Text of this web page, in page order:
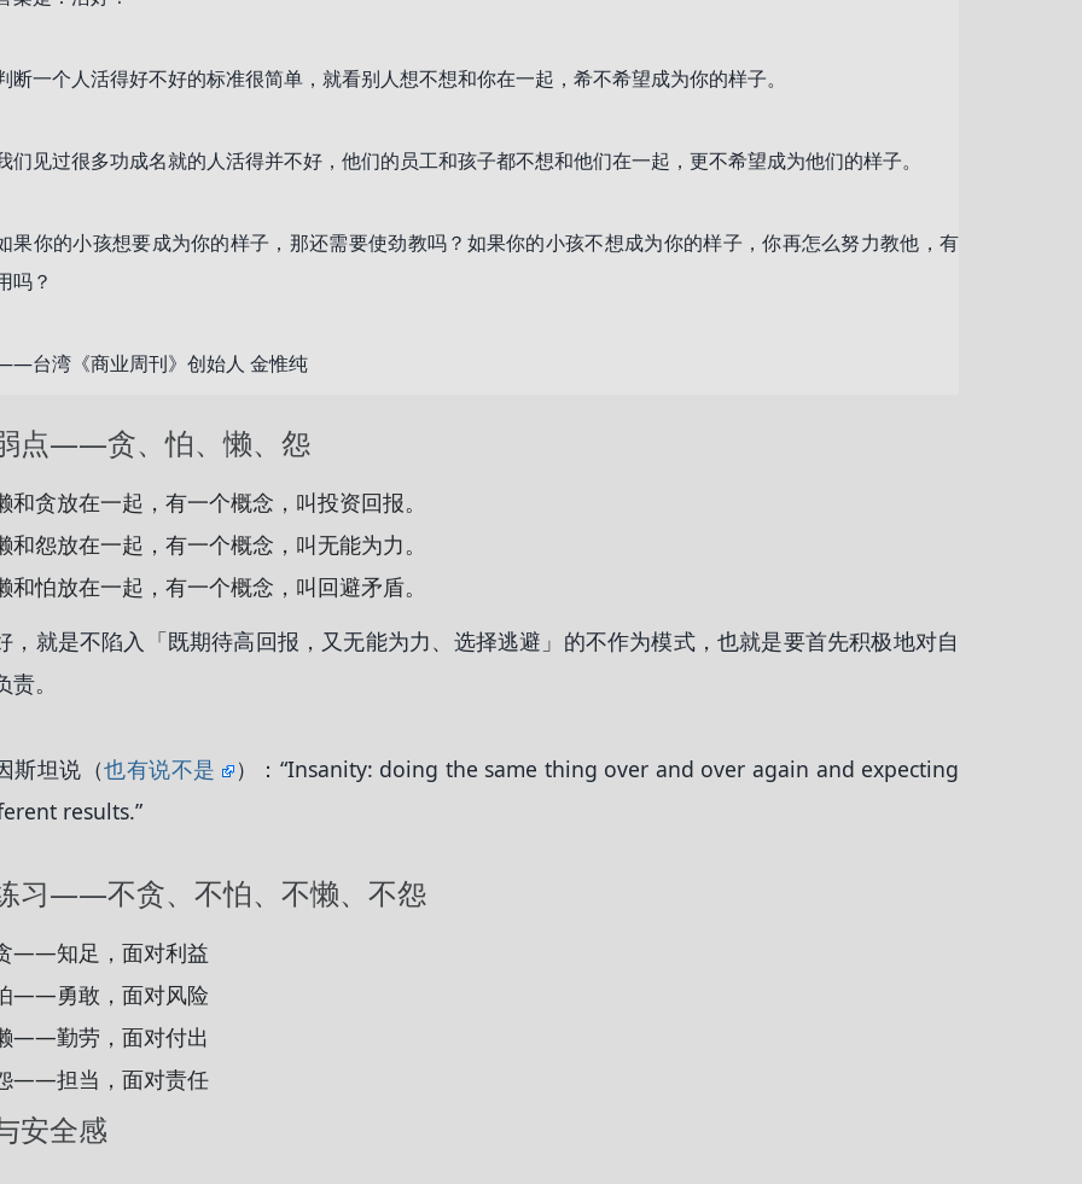
断一个人活得好不好的标准很简单，就看别人想不想和你在一起，希不希望成为你的样子。
们见过很多功成名就的人活得并不好，他们的员工和孩子都不想和他们在一起，更不希望成为他们的样子。
果你的小孩想要成为你的样子，那还需要使劲教吗？如果你的小孩不想成为你的样子，你再怎么努力教他，有
吗？
台湾《商业周刊》创始人 金惟纯
点——贪、怕、懒、怨
和贪放在一起，有一个概念，叫投资回报。
和怨放在一起，有一个概念，叫无能为力。
和怕放在一起，有一个概念，叫回避矛盾。
，就是不陷入「既期待高回报，又无能为力、选择逃避」的不作为模式，也就是要首先积极地对自
责。
斯坦说（也有说不是
）：“Insanity: doing the same thing over and over again and expecting
results.”
习——不贪、不怕、不懒、不怨
——知足，面对利益
——勇敢，面对风险
——勤劳，面对付出
——担当，面对责任
安全感